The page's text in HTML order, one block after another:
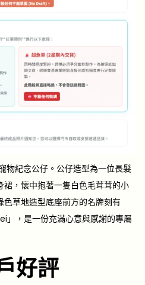
物紀念公仔。公仔造型為一位長髮
，懷中抱著一隻白色毛茸茸的小
草地造型底座前方的名牌刻有
，是一份充滿心意與感謝的專屬
好評